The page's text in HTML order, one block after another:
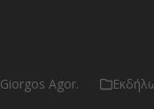
Giorgos Agor.